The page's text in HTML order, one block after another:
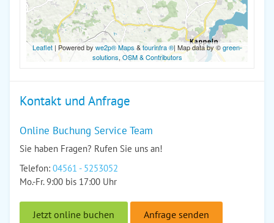
Leaflet| Powered by we2p® Maps&tourinfra ®| Map data by ©green-
solutions, OSM & Contributors
Kontakt und Anfrage
Online Buchung Service Team
Sie haben Fragen? Rufen Sie uns an!
Telefon: 04561 - 5253052
Mo.-Fr. 9:00 bis 17:00 Uhr
Jetzt online buchen Anfrage senden